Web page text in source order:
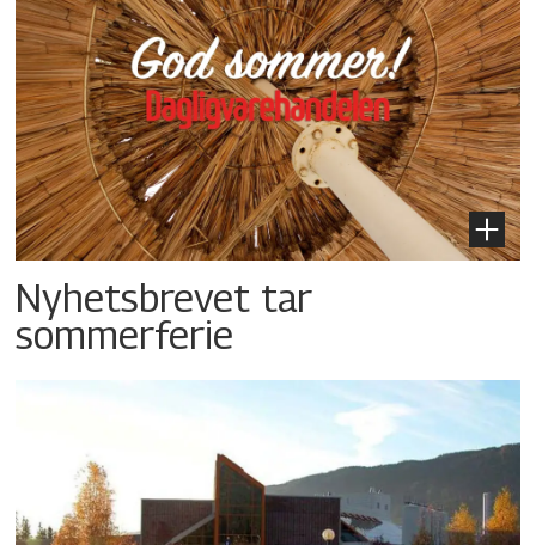
Nyhetsbrevet tar
sommerferie